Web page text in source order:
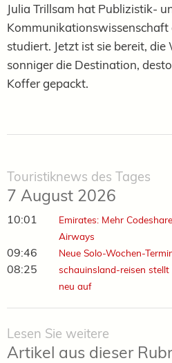
Julia Trillsam hat Publizistik-
studiert. Jetzt ist sie bereit, die
sonniger die Destination,
Koffer gepackt.
Touristiknews des Tages
7 August 2026
10:01
Emirates: Mehr
Airways
09:46 Neue Solo-Wochen-
08:25
schauinsland-reisen
neu auf
Lesen Sie weitere
Artikel aus dieser